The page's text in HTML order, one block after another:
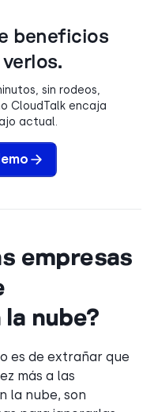
beneficios
sin rodeos,
CloudTalk encaja
actual.
empresas
nube?
es de extrañar que
más a las
la nube, son